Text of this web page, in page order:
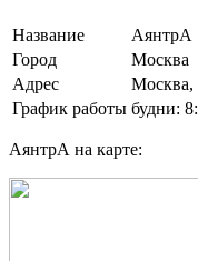
Название
АянтрА
Город
Москва
Адрес
Москва,
График работы будни:
АянтрА на карте: